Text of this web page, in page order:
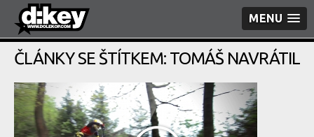
MENU
ČLÁNKY SE ŠTÍTKEM: TOMÁŠ NAVRÁTIL